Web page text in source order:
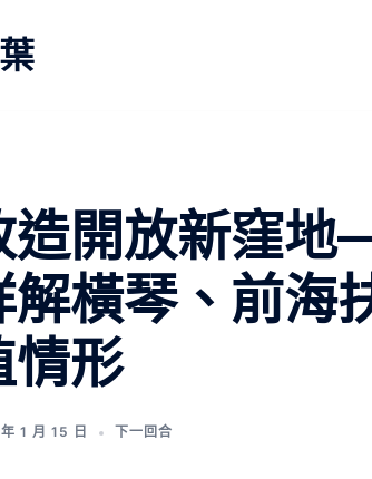
造開放新窪
解橫琴、前海
情形
1 月 15 日 下一回合